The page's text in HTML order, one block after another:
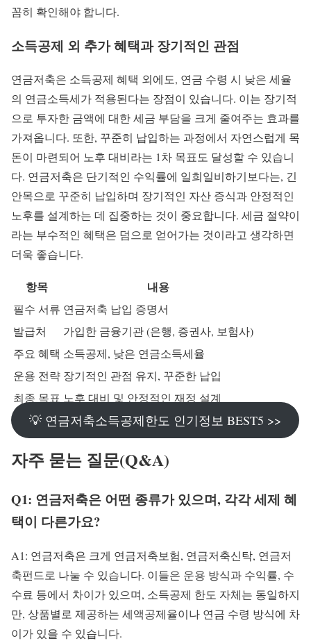
꼼히 확인해야 합니다.
소득공제 외 추가 혜택과 장기적인 관점
연금저축은 소득공제 혜택 외에도, 연금 수령 시 낮은 세율
의 연금소득세가 적용된다는 장점이 있습니다. 이는 장기적
으로 투자한 금액에 대한 세금 부담을 크게 줄여주는 효과를
가져옵니다. 또한, 꾸준히 납입하는 과정에서 자연스럽게 목
돈이 마련되어 노후 대비라는 1차 목표도 달성할 수 있습니
다. 연금저축은 단기적인 수익률에 일희일비하기보다는, 긴
안목으로 꾸준히 납입하며 장기적인 자산 증식과 안정적인
노후를 설계하는 데 집중하는 것이 중요합니다. 세금 절약이
라는 부수적인 혜택은 덤으로 얻어가는 것이라고 생각하면
더욱 좋습니다.
항목 내용
필수 서류 연금저축 납입 증명서
발급처
가입한 금융기관 (은행, 증권사, 보험사)
주요 혜택 소득공제, 낮은 연금소득세율
운용 전략 장기적인 관점 유지, 꾸준한 납입
최종 목표 노후 대비 및 안정적인 재정 설계
💡 연금저축소득공제한도 인기정보 BEST5 >>
자주 묻는 질문(Q&A)
Q1: 연금저축은 어떤 종류가 있으며, 각각 세제 혜
택이 다른가요?
A1: 연금저축은 크게 연금저축보험, 연금저축신탁, 연금저
축펀드로 나눌 수 있습니다. 이들은 운용 방식과 수익률, 수
수료 등에서 차이가 있으며, 소득공제 한도 자체는 동일하지
만, 상품별로 제공하는 세액공제율이나 연금 수령 방식에 차
이가 있을 수 있습니다.